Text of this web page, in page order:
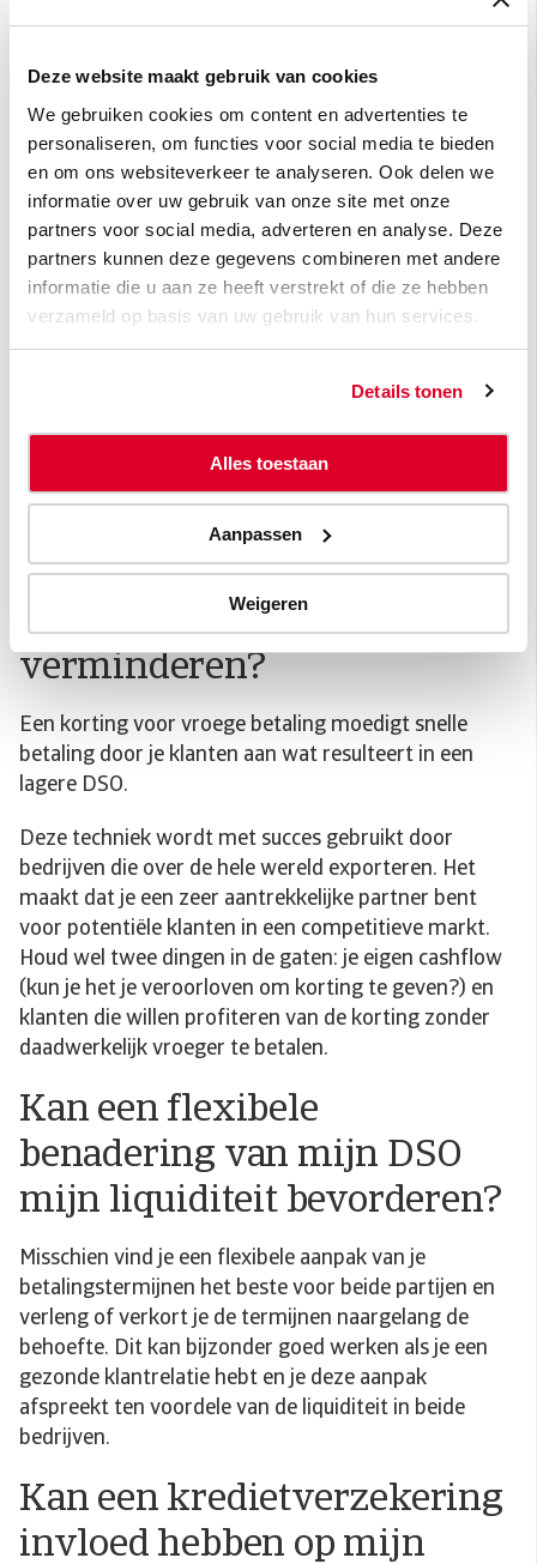
Deze website maakt gebruik van cookies
We gebruiken cookies om content en advertenties te
personaliseren, om functies voor social media te bieden
en om ons websiteverkeer te analyseren. Ook delen we
informatie over uw gebruik van onze site met onze
partners voor social media, adverteren en analyse. Deze
partners kunnen deze gegevens combineren met andere
informatie die u aan ze heeft verstrekt of die ze hebben
verzameld op basis van uw gebruik van hun services.
Details tonen
Alles toestaan
Aanpassen
Weigeren
Als ik mijn
betalingstermijnen korter
zet dan die van de
concurrentie, word ik dan
minder aantrekkelijk voor
klanten en prospecten?
Als je cashflow de gemiddelde betalingstermijnen
Betalingstermijnen die aanzienlijk korter zijn dan het
aantrekkelijk maken om zaken mee te doen en
kunnen je misschien zelfs het imago geven van een
Kan verdiscontering helpen
om mijn DSO te
verminderen?
Een korting voor vroege betaling moedigt snelle
betaling door je klanten aan wat resulteert in een
lagere DSO.
Deze techniek wordt met succes gebruikt door
bedrijven die over de hele wereld exporteren. Het
maakt dat je een zeer aantrekkelijke partner bent
voor potentiële klanten in een competitieve markt.
Houd wel twee dingen in de gaten: je eigen cashflow
(kun je het je veroorloven om korting te geven?) en
klanten die willen profiteren van de korting zonder
daadwerkelijk vroeger te betalen.
Kan een flexibele
benadering van mijn DSO
mijn liquiditeit bevorderen?
Misschien vind je een flexibele aanpak van je
betalingstermijnen het beste voor beide partijen en
verleng of verkort je de termijnen naargelang de
behoefte. Dit kan bijzonder goed werken als je een
gezonde klantrelatie hebt en je deze aanpak
afspreekt ten voordele van de liquiditeit in beide
bedrijven.
Kan een kredietverzekering
invloed hebben op mijn